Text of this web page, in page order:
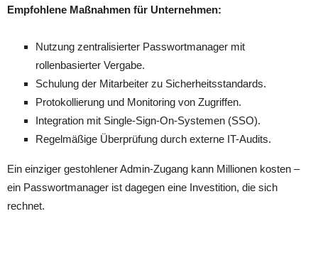
Empfohlene Maßnahmen für Unternehmen:
Nutzung zentralisierter Passwortmanager mit
rollenbasierter Vergabe.
Schulung der Mitarbeiter zu Sicherheitsstandards.
Protokollierung und Monitoring von Zugriffen.
Integration mit Single-Sign-On-Systemen (SSO).
Regelmäßige Überprüfung durch externe IT-Audits.
Ein einziger gestohlener Admin-Zugang kann Millionen kosten –
ein Passwortmanager ist dagegen eine Investition, die sich
rechnet.